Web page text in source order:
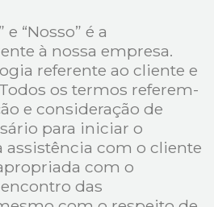
e “Nosso” é a
à nossa empresa.
referente ao cliente e
os termos referem-
e consideração de
para iniciar o
assistência com o cliente
com o
das